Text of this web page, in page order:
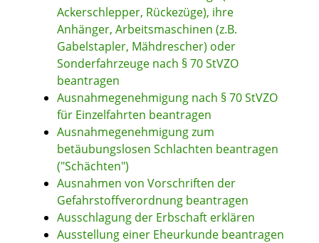
Ackerschlepper, Rückezüge), ihre
Anhänger, Arbeitsmaschinen (z.B.
Gabelstapler, Mähdrescher) oder
Sonderfahrzeuge nach § 70 StVZO
beantragen
Ausnahmegenehmigung nach § 70 StVZO
für Einzelfahrten beantragen
Ausnahmegenehmigung zum
betäubungslosen Schlachten beantragen
("Schächten")
Ausnahmen von Vorschriften der
Gefahrstoffverordnung beantragen
Ausschlagung der Erbschaft erklären
Ausstellung einer Eheurkunde beantragen